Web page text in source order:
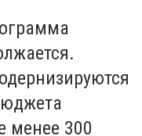
менее 300